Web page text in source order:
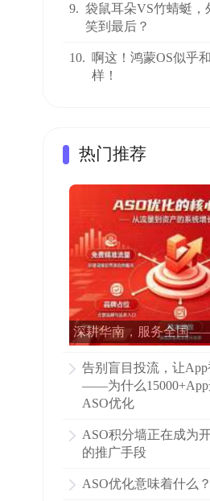
9. 袋鼠耳朵VS竹蜻蜓，
笑到最后？
10. 啊这！鸿蒙OS似乎
样！
热门推荐
深耕华南，服务全国
告别盲目投流，让
——为什么15000+App
ASO优化
ASO积分墙正在成为
的推广手段
ASO优化意味着什么？